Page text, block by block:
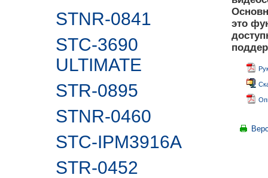
STNR-0841
STC-3690
ULTIMATE
STR-0895
STNR-0460
STC-IPM3916A
STR-0452
это